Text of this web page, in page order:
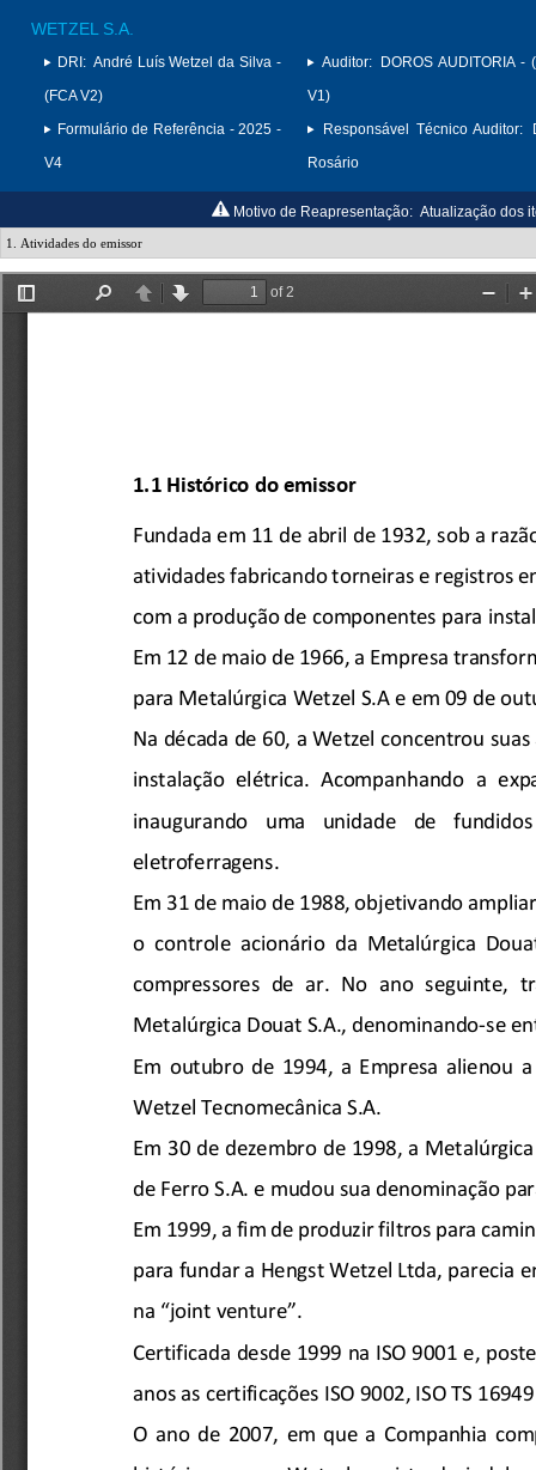
WETZEL S.A.
DRI: André Luís Wetzel da Silva -
(FCA V2)
Formulário de Referência - 2025 -
V4
Auditor:
DOROS AUDITORIA -
V1)
Responsável Técnico Auditor:
Rosário
Motivo de Reapresentação: Atualização dos